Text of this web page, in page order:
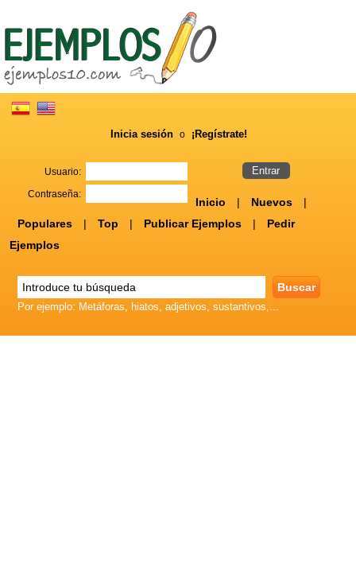
Inicia sesión o ¡Regístrate!
Usuario:
Contraseña:
Inicio | Nuevos
|
Populares
| Top | Publicar Ejemplos |
Pedir
Ejemplos
Por ejemplo: Metáforas, hiatos, adjetivos, sustantivos,...